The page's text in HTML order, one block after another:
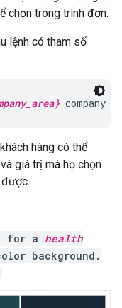
chọn trong trình đơn.
lệnh có tham số
company
hàng có thể
giá trị mà họ chọn
for a health
background.